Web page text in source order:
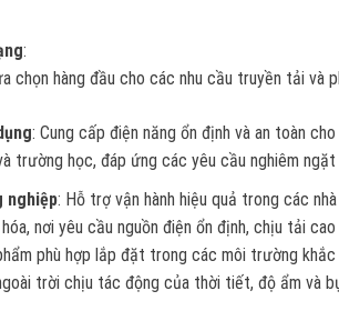
:
chọn hàng đầu cho các nhu cầu truyền tải và
: Cung cấp điện năng ổn định và an toàn
trường học, đáp ứng các yêu cầu nghiêm ngặt
nghiệp: Hỗ trợ vận hành hiệu quả trong các
nơi yêu cầu nguồn điện ổn định, chịu tải
phù hợp lắp đặt trong các môi trường
trời chịu tác động của thời tiết, độ ẩm và